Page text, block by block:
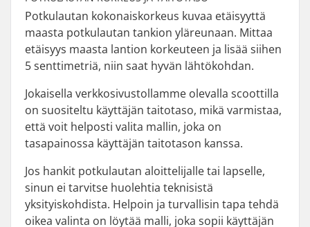
Potkulautan kokonaiskorkeus kuvaa etäisyyttä
maasta potkulautan tankion yläreunaan. Mittaa
etäisyys maasta lantion korkeuteen ja lisää siihen
5 senttimetriä, niin saat hyvän lähtökohdan.
Jokaisella verkkosivustollamme olevalla scoottilla
on suositeltu käyttäjän taitotaso, mikä varmistaa,
että voit helposti valita mallin, joka on
tasapainossa käyttäjän taitotason kanssa.
Jos hankit potkulautan aloittelijalle tai lapselle,
sinun ei tarvitse huolehtia teknisistä
yksityiskohdista. Helpoin ja turvallisin tapa tehdä
oikea valinta on löytää malli, joka sopii käyttäjän